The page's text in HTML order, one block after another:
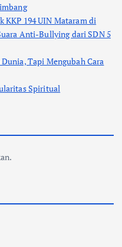
KKP 194 UIN Mataram di
Anti-Bullying dari SDN 5
Tapi Mengubah Cara
Spiritual